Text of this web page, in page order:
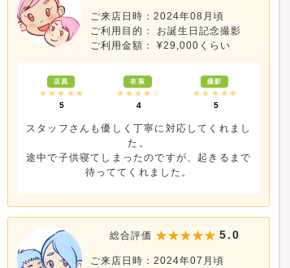
ご来店日時：2024年08月頃
ご利用目的： お誕生日記念撮影
ご利用金額： ¥29,000くらい
店員
★★★★★
5
衣装
★★★★☆
4
撮影
★★★★★
5
スタッフさんも優しく丁寧に対応してくれまし
た。
途中で子供寝てしまったのですが、起きるまで
待っててくれました。
総合評価 5.0
ご来店日時：2024年07月頃